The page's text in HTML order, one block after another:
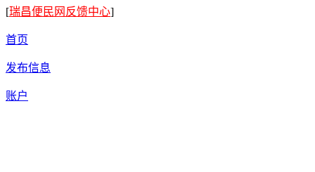
[瑞昌便民网反馈中心]
首页
发布信息
账户